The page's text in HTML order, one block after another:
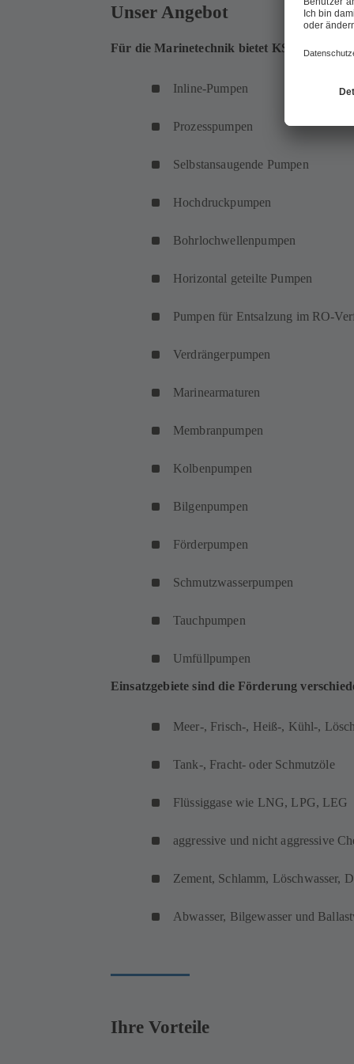
Unser Angebot
Für die Marinetechnik bietet KSB ein
Inline-Pumpen
Prozesspumpen
Selbstansaugende Pumpen
Hochdruckpumpen
Bohrlochwellenpumpen
Horizontal geteilte Pumpen
Pumpen für Entsalzung im RO-
Verdrängerpumpen
Marinearmaturen
Membranpumpen
Kolbenpumpen
Bilgenpumpen
Förderpumpen
Schmutzwasserpumpen
Tauchpumpen
Umfüllpumpen
Einsatzgebiete sind die Förderung
Meer-, Frisch-, Heiß-, Kühl-,
Tank-, Fracht- oder Schmutzöle
Flüssiggase wie LNG, LPG, LEG
aggressive und nicht aggressive
Zement, Schlamm, Löschwasser,
Abwasser, Bilgewasser und
Ihre Vorteile